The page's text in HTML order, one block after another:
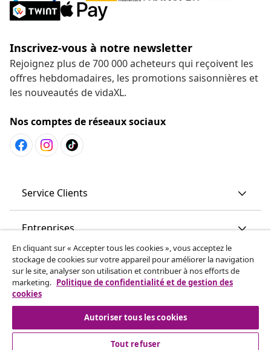
Inscrivez-vous à notre newsletter
Rejoignez plus de 700 000 acheteurs qui reçoivent les
offres hebdomadaires, les promotions saisonnières et
les nouveautés de vidaXL.
Nos comptes de réseaux sociaux
Service Clients
Entreprises
vidaXL
More content links
En cliquant sur « Accepter tous les cookies », vous acceptez le
stockage de cookies sur votre appareil pour améliorer la navigation
sur le site, analyser son utilisation et contribuer à nos efforts de
marketing. Politique de confidentialité et de gestion des
cookies
Autoriser tous les cookies
Tout refuser